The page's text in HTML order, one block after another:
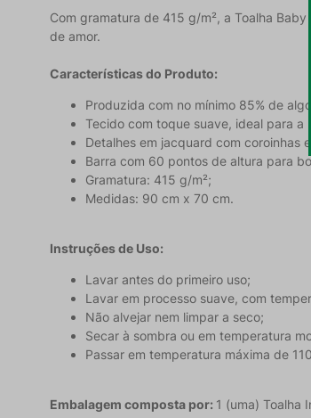
Com gramatura de 415 g/m², a Toalha
de amor.
Características do Produto:
Produzida com no mínimo 85% de
Tecido com toque suave, ideal para a
Detalhes em jacquard com coroinhas e
Barra com 60 pontos de altura para
Gramatura: 415 g/m²;
Medidas: 90 cm x 70 cm.
Instruções de Uso:
Lavar antes do primeiro uso;
Lavar em processo suave, com
Não alvejar nem limpar a seco;
Secar à sombra ou em temperatura
Passar em temperatura máxima de
Embalagem composta por: 1 (uma) Toalha